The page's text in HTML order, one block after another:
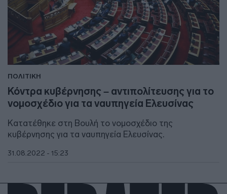
ΠΟΛΙΤΙΚΗ
Κόντρα κυβέρνησης – αντιπολίτευσης για το
νομοσχέδιο για τα ναυπηγεία Ελευσίνας
Κατατέθηκε στη Βουλή το νομοσχέδιο της
κυβέρνησης για τα ναυπηγεία Ελευσίνας.
31.08.2022 - 15:23